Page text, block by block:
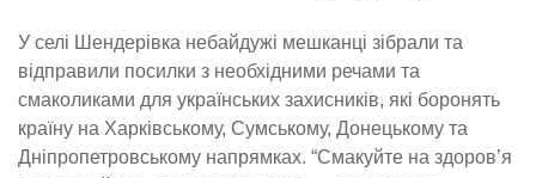
У селі Шендерівка небайдужі мешканці зібрали та
відправили посилки з необхідними речами та
смаколиками для українських захисників, які боронять
країну на Харківському, Сумському, Донецькому та
Дніпропетровському напрямках. “Смакуйте на здоров’я